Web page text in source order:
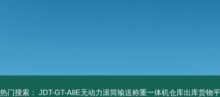
热门搜索： JDT-GT-A8E无动力滚筒输送称重一体机仓库出库货物